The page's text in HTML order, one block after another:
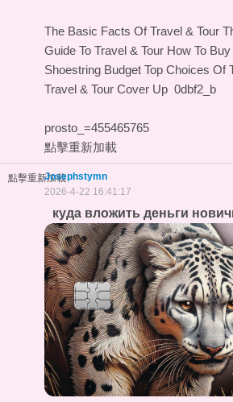
The Basic Facts Of Travel & Tour
Guide To Travel & Tour How To
Shoestring Budget Top Choices Of
Travel & Tour Cover Up 0dbf2_b
prosto_=455465765
點擊重新加載
點擊重新加載Josephstymn
2026-4-22 16:41:17
куда вложить деньги